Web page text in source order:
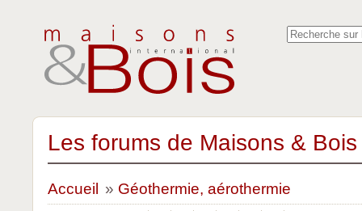
Les forums de Maisons &
Accueil » Géothermie, aérothermie